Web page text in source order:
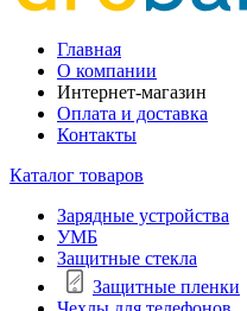
Главная
О компании
Интернет-магазин
Оплата и доставка
Контакты
Каталог товаров
Зарядные устройства
УМБ
Защитные стекла
Защитные пленки